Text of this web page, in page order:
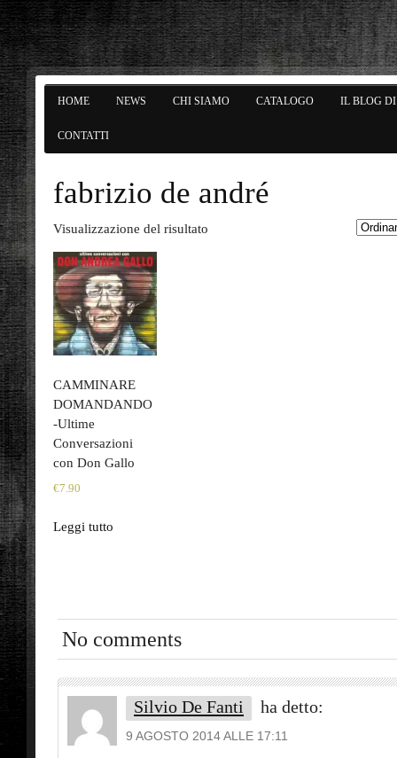
HOME NEWS CHI SIAMO CATALOGO IL BLOG
CONTATTI
fabrizio de andré
Visualizzazione del risultato
CAMMINARE
DOMANDANDO
-Ultime
Conversazioni
con Don Gallo
€7.90
Leggi tutto
No comments
Silvio De Fanti ha detto:
9 AGOSTO 2014 ALLE 17:11